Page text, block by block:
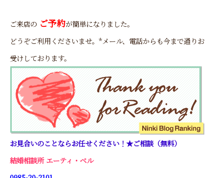
ご来店の ご予約が簡単になりました。
どうぞご利用くださいませ。*メール、電話からも今まで通りお
受けしております。
お見合いのことならお任せください！★ご相談（無料）
結婚相談所 エーティ・ベル